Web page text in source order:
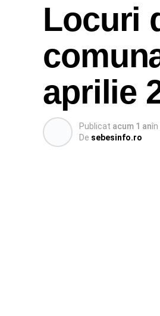
Locuri
aprilie
Publicat acum 1 anîn
De sebesinfo.ro